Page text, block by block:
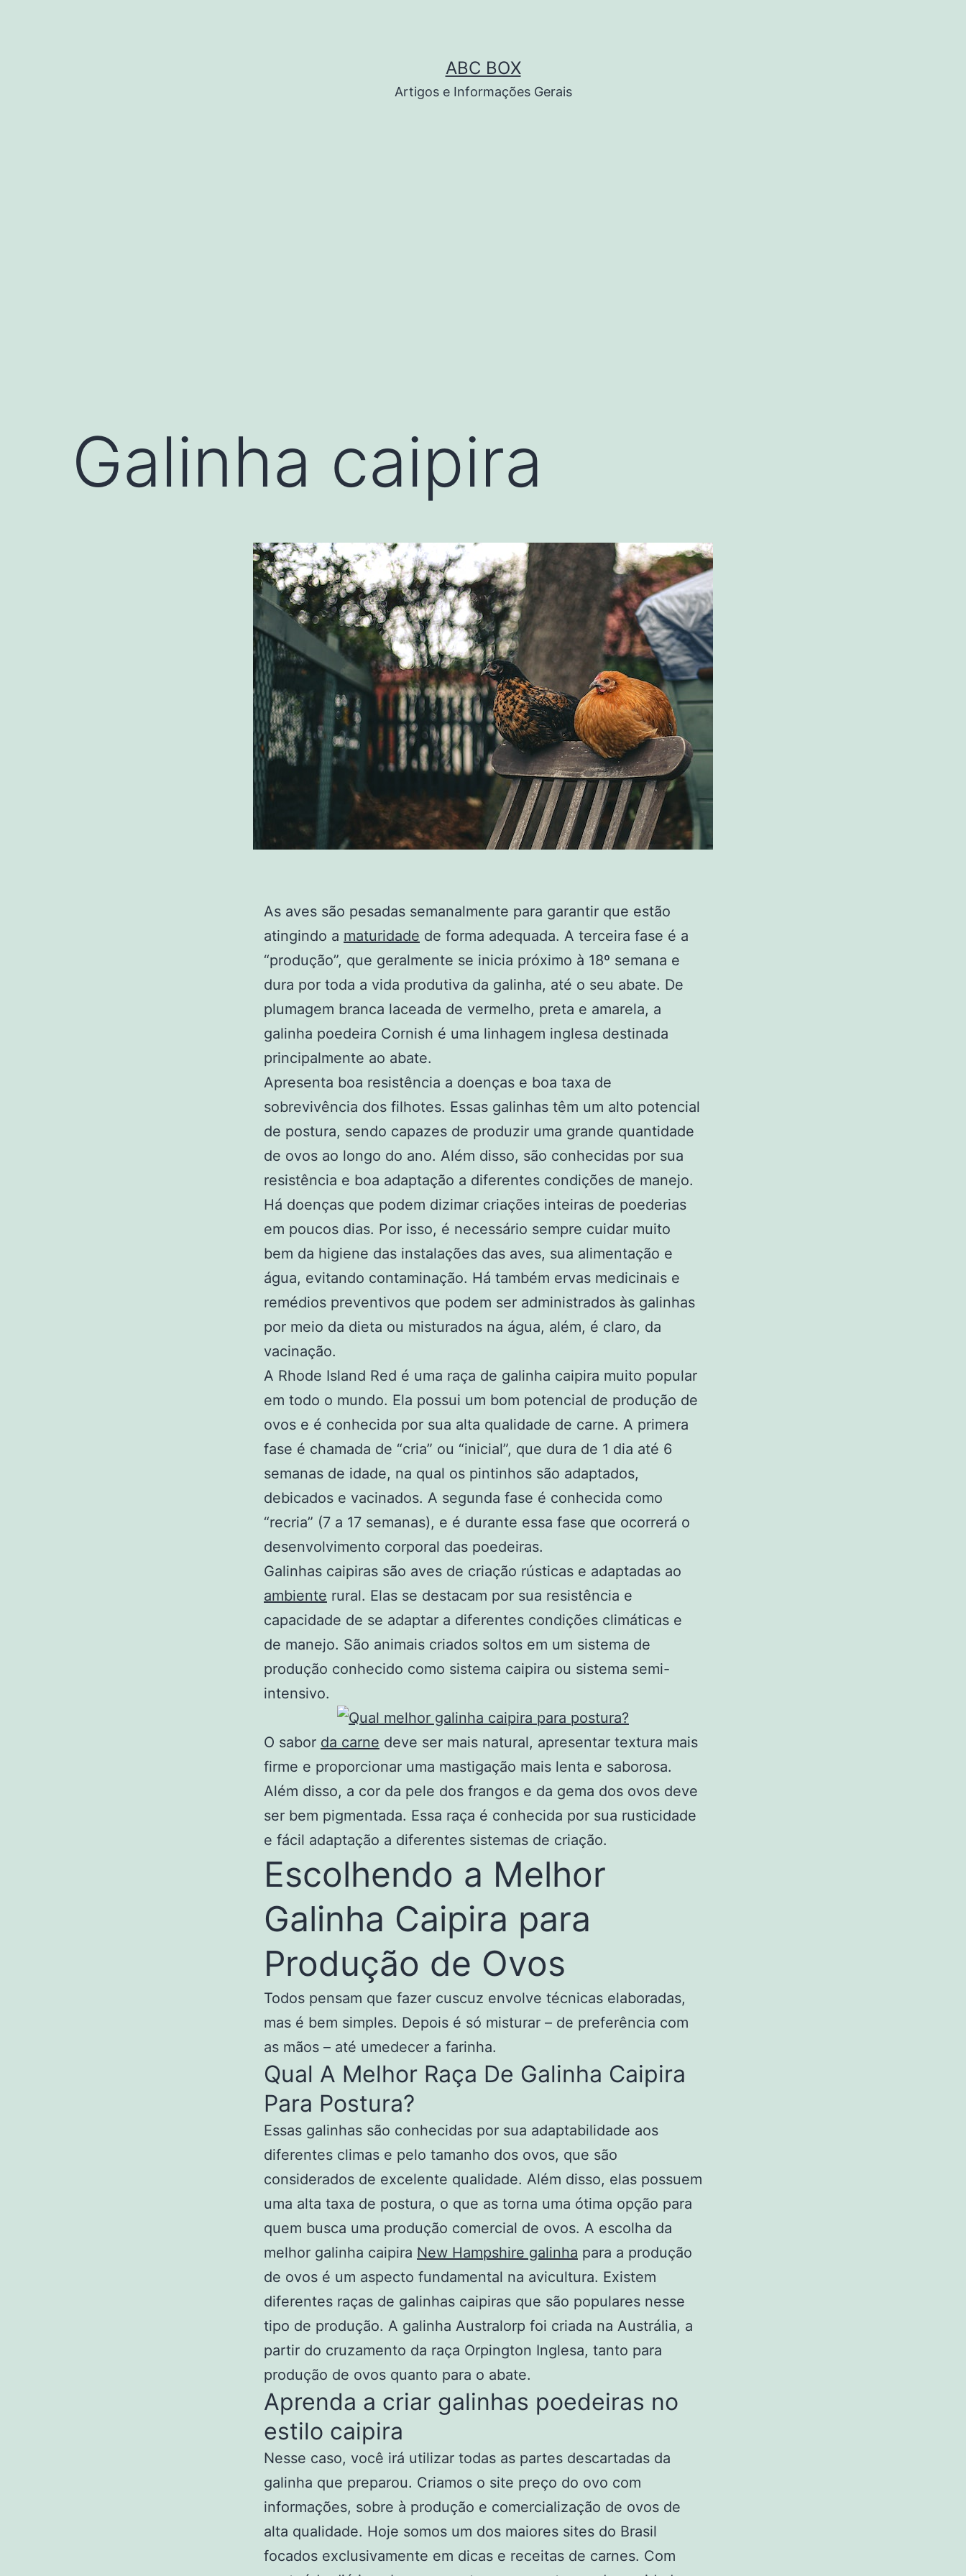
ABC BOX
Artigos e Informações Gerais
Galinha caipira
As aves são pesadas semanalmente para garantir que estão
atingindo a maturidade de forma adequada. A terceira fase é a
“produção”, que geralmente se inicia próximo à 18º semana e
dura por toda a vida produtiva da galinha, até o seu abate. De
plumagem branca laceada de vermelho, preta e amarela, a
galinha poedeira Cornish é uma linhagem inglesa destinada
principalmente ao abate.
Apresenta boa resistência a doenças e boa taxa de
sobrevivência dos filhotes. Essas galinhas têm um alto potencial
de postura, sendo capazes de produzir uma grande quantidade
de ovos ao longo do ano. Além disso, são conhecidas por sua
resistência e boa adaptação a diferentes condições de manejo.
Há doenças que podem dizimar criações inteiras de poederias
em poucos dias. Por isso, é necessário sempre cuidar muito
bem da higiene das instalações das aves, sua alimentação e
água, evitando contaminação. Há também ervas medicinais e
remédios preventivos que podem ser administrados às galinhas
por meio da dieta ou misturados na água, além, é claro, da
vacinação.
A Rhode Island Red é uma raça de galinha caipira muito popular
em todo o mundo. Ela possui um bom potencial de produção de
ovos e é conhecida por sua alta qualidade de carne. A primera
fase é chamada de “cria” ou “inicial”, que dura de 1 dia até 6
semanas de idade, na qual os pintinhos são adaptados,
debicados e vacinados. A segunda fase é conhecida como
“recria” (7 a 17 semanas), e é durante essa fase que ocorrerá o
desenvolvimento corporal das poedeiras.
Galinhas caipiras são aves de criação rústicas e adaptadas ao
ambiente rural. Elas se destacam por sua resistência e
capacidade de se adaptar a diferentes condições climáticas e
de manejo. São animais criados soltos em um sistema de
produção conhecido como sistema caipira ou sistema semi-
intensivo.
O sabor da carne deve ser mais natural, apresentar textura mais
firme e proporcionar uma mastigação mais lenta e saborosa.
Além disso, a cor da pele dos frangos e da gema dos ovos deve
ser bem pigmentada. Essa raça é conhecida por sua rusticidade
e fácil adaptação a diferentes sistemas de criação.
Escolhendo a Melhor
Galinha Caipira para
Produção de Ovos
Todos pensam que fazer cuscuz envolve técnicas elaboradas,
mas é bem simples. Depois é só misturar – de preferência com
as mãos – até umedecer a farinha.
Qual A Melhor Raça De Galinha Caipira
Para Postura?
Essas galinhas são conhecidas por sua adaptabilidade aos
diferentes climas e pelo tamanho dos ovos, que são
considerados de excelente qualidade. Além disso, elas possuem
uma alta taxa de postura, o que as torna uma ótima opção para
quem busca uma produção comercial de ovos. A escolha da
melhor galinha caipira New Hampshire galinha para a produção
de ovos é um aspecto fundamental na avicultura. Existem
diferentes raças de galinhas caipiras que são populares nesse
tipo de produção. A galinha Australorp foi criada na Austrália, a
partir do cruzamento da raça Orpington Inglesa, tanto para
produção de ovos quanto para o abate.
Aprenda a criar galinhas poedeiras no
estilo caipira
Nesse caso, você irá utilizar todas as partes descartadas da
galinha que preparou. Criamos o site preço do ovo com
informações, sobre à produção e comercialização de ovos de
alta qualidade. Hoje somos um dos maiores sites do Brasil
focados exclusivamente em dicas e receitas de carnes. Com